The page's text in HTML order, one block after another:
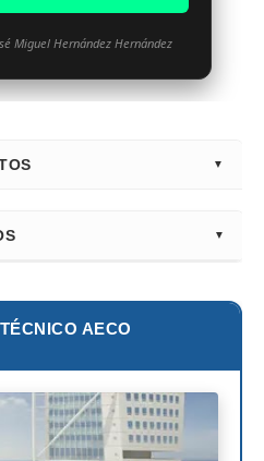
Miguel Hernández Hernández
AECO